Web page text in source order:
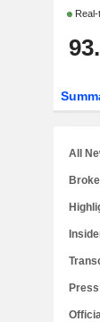
Real-
All